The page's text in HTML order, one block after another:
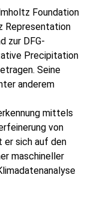
Foundation
Representation
zur DFG-
Precipitation
Seine
anderem
mittels
von
er sich auf den
maschineller